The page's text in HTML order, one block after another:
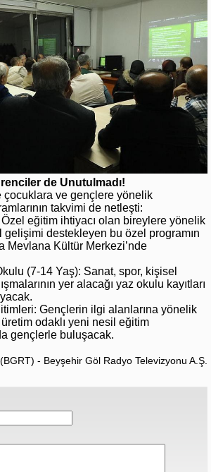
de Unutulmadı!
çocuklara ve gençlere yönelik
takvimi de netleşti:
eğitim ihtiyacı olan bireylere yönelik
gelişimi destekleyen bu özel programın
Mevlana Kültür Merkezi’nde
(7-14 Yaş): Sanat, spor, kişisel
yer alacağı yaz okulu kayıtları
Gençlerin ilgi alanlarına yönelik
odaklı yeni nesil eğitim
gençlerle buluşacak.
- Beyşehir Göl Radyo Televizyonu A.Ş.